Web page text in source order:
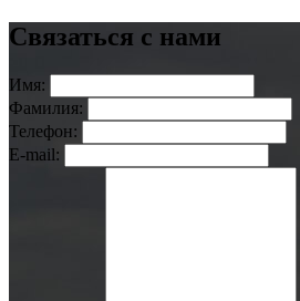
Связаться с нами
Имя:
Фамилия:
Телефон:
E-mail: